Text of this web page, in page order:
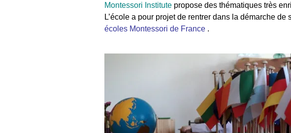
Montessori Institute propose des thématiques très
L’école a pour projet de rentrer dans la démarche de
écoles Montessori de France .